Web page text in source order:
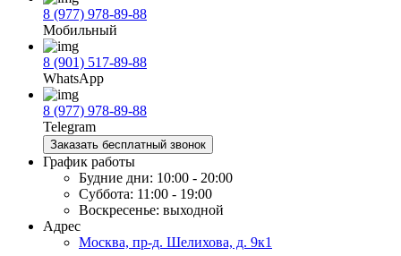
8 (977) 978-89-88
Мобильный
8 (901) 517-89-88
WhatsApp
8 (977) 978-89-88
Telegram
Заказать бесплатный звонок
График работы
Будние дни: 10:00 - 20:00
Суббота: 11:00 - 19:00
Воскресенье: выходной
Адрес
Москва, пр-д. Шелихова, д. 9к1